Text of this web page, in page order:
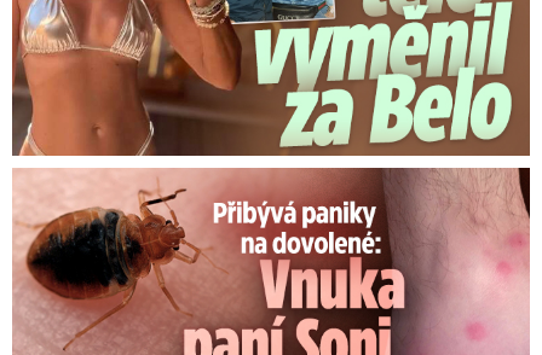
Panika na dovolené: Vnuka Soni v hotelu poštípaly štěnice!